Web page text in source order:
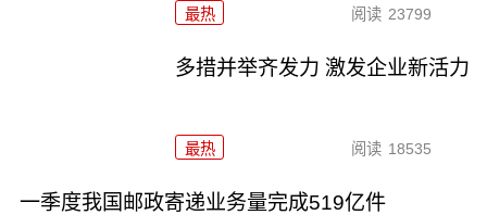
最热 阅读 23799
多措并举齐发力 激发企业新活力
最热 阅读 18535
一季度我国邮政寄递业务量完成519亿件